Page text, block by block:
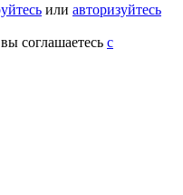
или авторизуйтесь
соглашаетесь с